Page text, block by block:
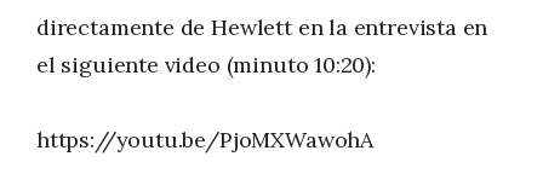
directamente de Hewlett en la entrevista en
el siguiente video (minuto 10:20):
https://youtu.be/PjoMXWawohA